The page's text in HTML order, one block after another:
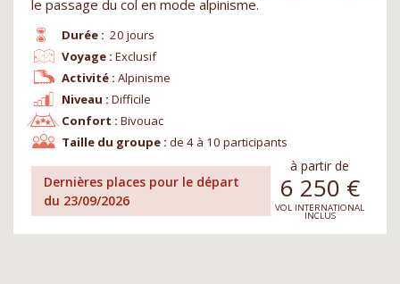
le passage du col en mode alpinisme.
Durée : 20 jours
Niveau : Difficile
Voyage : Exclusif
Confort : Bivouac
Activité : Alpinisme
Taille du groupe : de 4 à 10 participants
Dernières places pour le départ
du 23/09/2026
à partir de
6 250 €
VOL INTERNATIONAL
INCLUS